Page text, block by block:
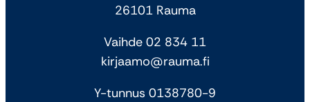
26101 Rauma
Vaihde 02 834 11
kirjaamo@rauma.fi
Y-tunnus 0138780-9